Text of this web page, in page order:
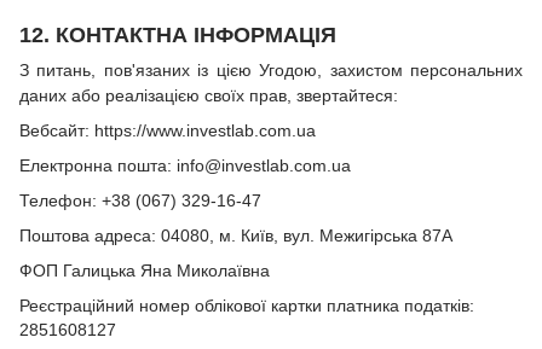
12. КОНТАКТНА ІНФОРМАЦІЯ
З питань, пов'язаних із цією Угодою, захистом персональних
даних або реалізацією своїх прав, звертайтеся:
Вебсайт: https://www.investlab.com.ua
Електронна пошта: info@investlab.com.ua
Телефон: +38 (067) 329-16-47
Поштова адреса: 04080, м. Київ, вул. Межигірська 87А
ФОП Галицька Яна Миколаївна
Реєстраційний номер облікової картки платника податків:
2851608127